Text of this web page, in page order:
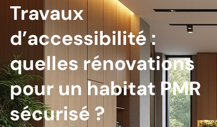
Travaux
d’accessibilité :
quelles rénovations
pour un habitat PMR
sécurisé ?